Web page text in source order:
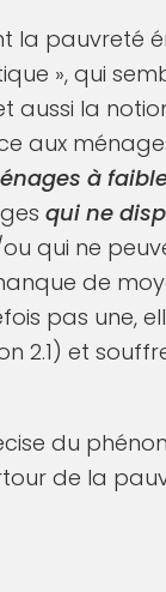
la pauvreté
», qui
aussi la
aux
à
qui ne
qui ne
de
pas une,
2.1) et
du
de la